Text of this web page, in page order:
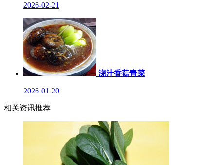
2026-02-21
浇汁香菇青菜
2026-01-20
相关资讯推荐